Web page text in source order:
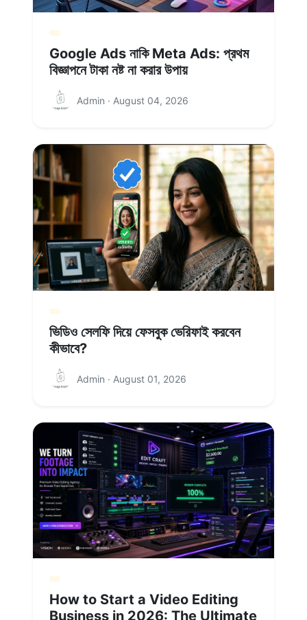
Google Ads নাকি Meta Ads: প্রথম
বিজ্ঞাপনে টাকা নষ্ট না করার উপায়
Admin · August 04, 2026
ভিডিও সেলফি দিয়ে ফেসবুক ভেরিফাই করবেন
কীভাবে?
Admin · August 01, 2026
How to Start a Video Editing
Business in 2026: The Ultimate